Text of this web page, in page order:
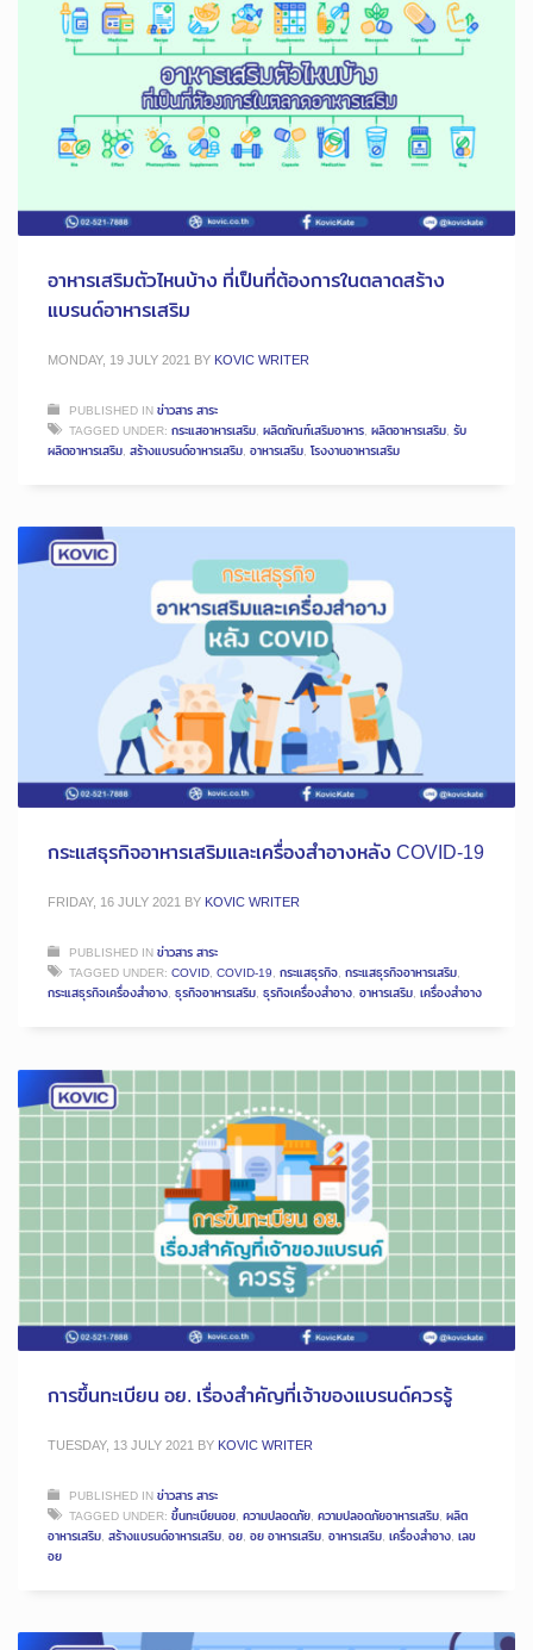
อาหารเสริมตัวไหนบ้าง ที่เป็นที่ต้องการในตลาดสร้าง
แบรนด์อาหารเสริม
MONDAY, 19 JULY 2021 BY KOVIC WRITER
PUBLISHED INข่าวสาร สาระ
TAGGED UNDER: กระแสอาหารเสริม, ผลิตภัณฑ์เสริมอาหาร, ผลิตอาหารเสริม, รับ
ผลิตอาหารเสริม, สร้างแบรนด์อาหารเสริม, อาหารเสริม, โรงงานอาหารเสริม
กระแสธุรกิจอาหารเสริมและเครื่องสำอางหลัง COVID-19
FRIDAY, 16 JULY 2021 BY KOVIC WRITER
PUBLISHED INข่าวสาร สาระ
TAGGED UNDER: COVID, COVID-19, กระแสธุรกิจ, กระแสธุรกิจอาหารเสริม,
กระแสธุรกิจเครื่องสำอาง, ธุรกิจอาหารเสริม, ธุรกิจเครื่องสำอาง, อาหารเสริม, เครื่องสำอาง
การขึ้นทะเบียน อย. เรื่องสำคัญที่เจ้าของแบรนด์ควรรู้
TUESDAY, 13 JULY 2021 BY KOVIC WRITER
PUBLISHED INข่าวสาร สาระ
TAGGED UNDER: ขึ้นทะเบียนอย, ความปลอดภัย, ความปลอดภัยอาหารเสริม, ผลิต
อาหารเสริม, สร้างแบรนด์อาหารเสริม, อย, อย อาหารเสริม, อาหารเสริม, เครื่องสำอาง, เลข
อย